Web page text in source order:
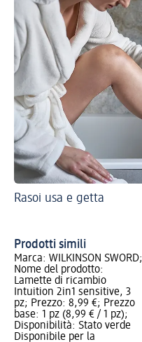
Rasoi usa e getta
Prodotti simili
Marca: WILKINSON SWORD;
Nome del prodotto:
Lamette di ricambio
Intuition 2in1 sensitive, 3
pz; Prezzo: 8,99 €; Prezzo
base: 1 pz (8,99 € / 1 pz);
Disponibilità: Stato verde
Disponibile per la